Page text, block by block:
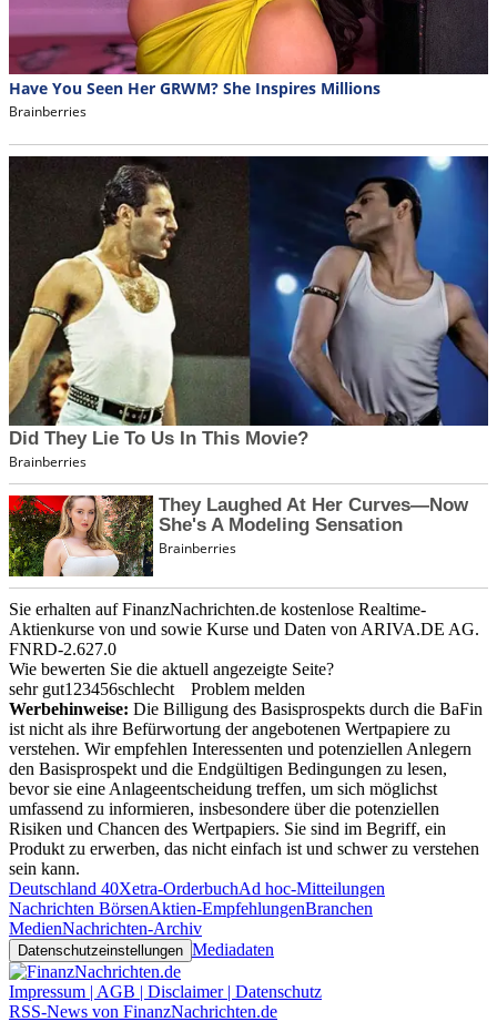
Sie erhalten auf FinanzNachrichten.de kostenlose Realtime-
Aktienkurse von und sowie Kurse und Daten von ARIVA.DE AG.
FNRD-2.627.0
Wie bewerten Sie die aktuell angezeigte Seite?
sehr gut1 23456schlecht
Problem melden
Werbehinweise: Die Billigung des Basisprospekts durch die BaFin
ist nicht als ihre Befürwortung der angebotenen Wertpapiere zu
verstehen. Wir empfehlen Interessenten und potenziellen Anlegern
den Basisprospekt und die Endgültigen Bedingungen zu lesen,
bevor sie eine Anlageentscheidung treffen, um sich möglichst
umfassend zu informieren, insbesondere über die potenziellen
Risiken und Chancen des Wertpapiers. Sie sind im Begriff, ein
Produkt zu erwerben, das nicht einfach ist und schwer zu verstehen
sein kann.
Deutschland 40Xetra-OrderbuchAd hoc-Mitteilungen
Nachrichten BörsenAktien-EmpfehlungenBranchen
MedienNachrichten-Archiv
Datenschutzeinstellungen Mediadaten
Impressum | AGB | Disclaimer | Datenschutz
RSS-News von FinanzNachrichten.de